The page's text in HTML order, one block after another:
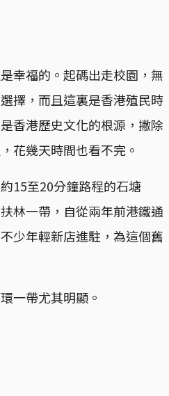
幸福的。起碼出走校園，無
擇，而且這裏是香港殖民時
香港歷史文化的根源，撇除
花幾天時間也看不完。
15至20分鐘路程的石塘
林一帶，自從兩年前港鐵通
少年輕新店進駐，為這個舊
一帶尤其明顯。